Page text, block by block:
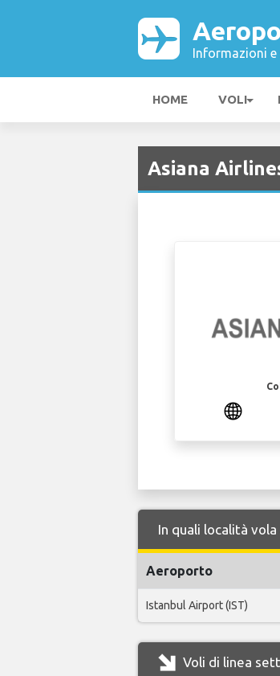
Informazioni e
HOME VOLI
Asiana
In quali località
Aeroporto
Istanbul Airport (IST)
Voli di linea